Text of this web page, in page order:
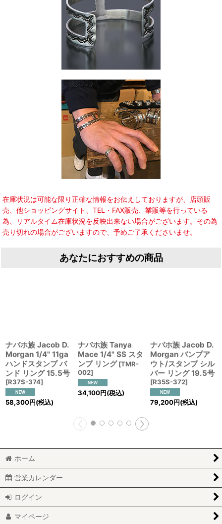
在庫状況は可能な限り正確な情報をお伝えしておりますが、店頭販
売、他ショッピングサイト、TEL・FAX販売、業販等を行っている
為、リアルタイム在庫状況を反映出来ない場合がございます。その為
売り切れの場合がございますので、予めご了承くださいませ。
あなたにおすすめの商品
ナバホ族 Jacob D.
Morgan 1/4" 11ga
ハンドスタンプ バ
ンド リング 15.5号
[R37S-374]
58,300円(税込)
ナバホ族 Tanya
Mace 1/4" SS スタ
ンプ リング [TMR-
002]
34,100円(税込)
ナバホ族 Jacob D.
Morgan バンプア
ウト/スタンプ シル
バー リング 19.5号
[R35S-372]
79,200円(税込)
ホーム
営業カレンダー
ログイン
マイページ